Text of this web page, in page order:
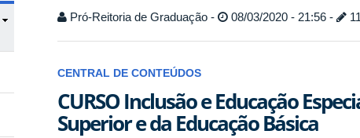
Pró-Reitoria de Graduação -
08/03/2020 - 21:56 -
CENTRAL DE CONTEÚDOS
CURSO Inclusão e Educação
Superior e da Educação Básica